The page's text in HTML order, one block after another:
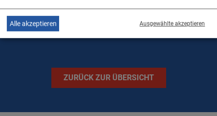
ZURÜCK ZUR ÜBERSICHT
Ausgewählte akzeptieren
Alle akzeptieren